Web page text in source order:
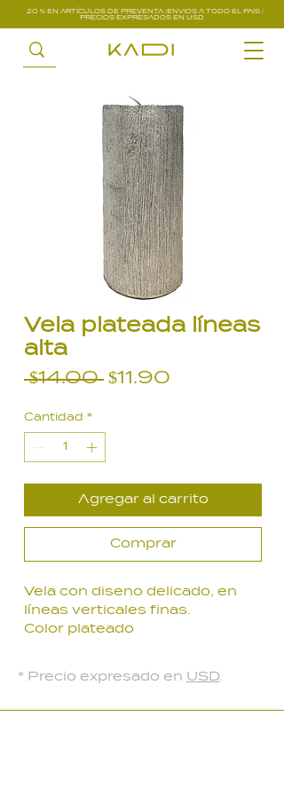
20 % EN ARTÍCULOS DE PREVENTA /ENVIOS A TODO EL PAIS /
PRECIOS EXPRESADOS EN USD
Vela plateada líneas
alta
$14.00 Precio
$11.90
Cantidad *
Agregar al carrito
Comprar
Vela con diseno delicado, en
líneas verticales finas.
Color plateado
* Precio expresado en USD.